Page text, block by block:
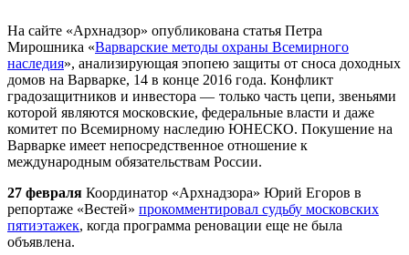
На сайте «Архнадзор» опубликована статья Петра
Мирошника «Варварские методы охраны Всемирного
наследия», анализирующая эпопею защиты от сноса доходных
домов на Варварке, 14 в конце 2016 года. Конфликт
градозащитников и инвестора — только часть цепи, звеньями
которой являются московские, федеральные власти и даже
комитет по Всемирному наследию ЮНЕСКО. Покушение на
Варварке имеет непосредственное отношение к
международным обязательствам России.
27 февраля Координатор «Архнадзора» Юрий Егоров в
репортаже «Вестей» прокомментировал судьбу московских
пятиэтажек, когда программа реновации еще не была
объявлена.